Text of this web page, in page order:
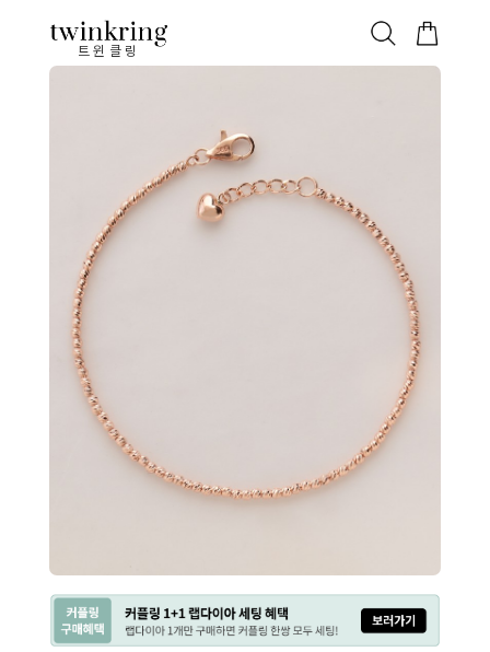
트윈클링
ALL 베스트 안쪽막음 웨딩/다이아 가드링/반지